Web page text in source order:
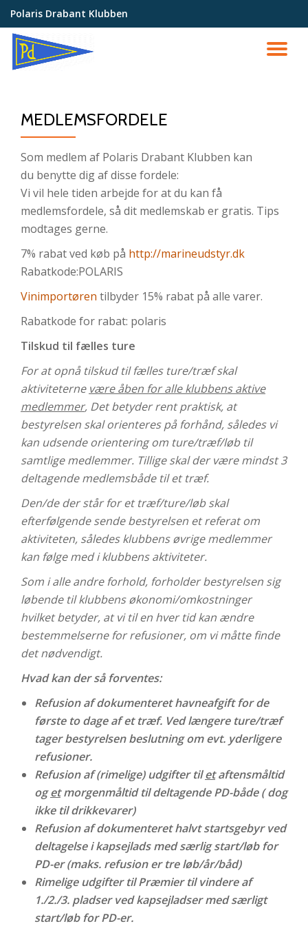
Videre
indhold
Polaris Drabant Klubben
MEDLEMSFORDELE
Som medlem af Polaris Drabant Klubben kan
du benytte dig af disse fordele:
Vi vil hele tiden arbejde for at du kan få
medlemsfordele, så dit medlemskab er gratis. Tips
modtages gerne.
7% rabat ved køb på http://marineudstyr.dk
Rabatkode:POLARIS
Vinimportøren tilbyder 15% rabat på alle varer.
Rabatkode for rabat: polaris
Tilskud til fælles ture
For at opnå tilskud til fælles ture/træf skal
aktiviteterne være åben for alle klubbens aktive
medlemmer, Det betyder rent praktisk, at
bestyrelsen skal orienteres på forhånd, således vi
kan udsende orientering om ture/træf/løb til
samtlige medlemmer. Tillige skal der være mindst 3
deltagende medlemsbåde til et træf.
Den/de der står for et træf/ture/løb skal
efterfølgende sende bestyrelsen et referat om
aktiviteten, således klubbens øvrige medlemmer
kan følge med i klubbens aktiviteter.
Som i alle andre forhold, forholder bestyrelsen sig
løbende til klubbens økonomi/omkostninger
hvilket betyder, at vi til en hver tid kan ændre
bestemmelserne for refusioner, om vi måtte finde
det nødvendigt.
Hvad kan der så forventes:
Refusion af dokumenteret havneafgift for de
første to dage af et træf. Ved længere ture/træf
tager bestyrelsen beslutning om evt. yderligere
refusioner.
Refusion af (rimelige) udgifter tiletaftensmåltid
ogetmorgenmåltid til deltagende PD-både ( dog
ikke til drikkevarer)
Refusion af dokumenteret halvt startsgebyr ved
deltagelse i kapsejlads med særlig start/løb for
PD-er (maks. refusion er tre løb/år/båd)
Rimelige udgifter til Præmier til vindere af
1./2./3. pladser ved kapsejladser med særligt
start/løb for PD-er.